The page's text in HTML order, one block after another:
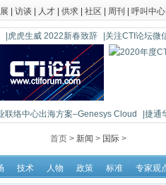
访谈 人才 供求 社区 周刊 呼叫中心
|虎虎生威 2022新春致辞 |关注CTI论坛微
联络中心出海方案–Genesys Cloud
|捷通
首页 > 新闻 > 国际 >
技术 人物 政策 标准 专家观